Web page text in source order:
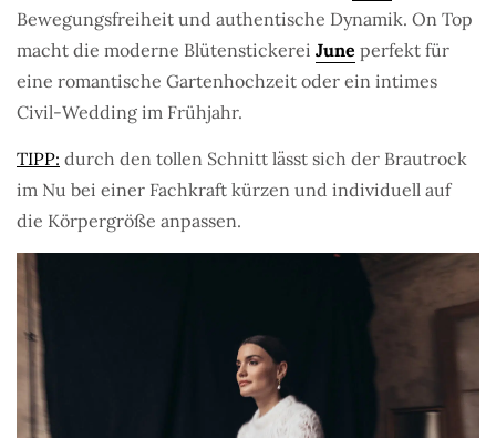
Bewegungsfreiheit und authentische Dynamik. On Top
macht die moderne Blütenstickerei June perfekt für
eine romantische Gartenhochzeit oder ein intimes
Civil-Wedding im Frühjahr.
TIPP: durch den tollen Schnitt lässt sich der Brautrock
im Nu bei einer Fachkraft kürzen und individuell auf
die Körpergröße anpassen.